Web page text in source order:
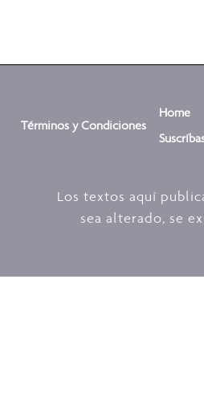
Términos y Condiciones
Home
Los textos aquí
sea alterado, se